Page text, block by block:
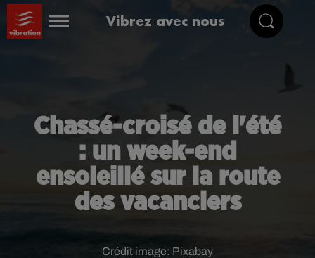
Vibrez avec nous
Chassé-croisé de l'été
: un week-end
ensoleillé sur la route
des vacanciers
Crédit image: Pixabay